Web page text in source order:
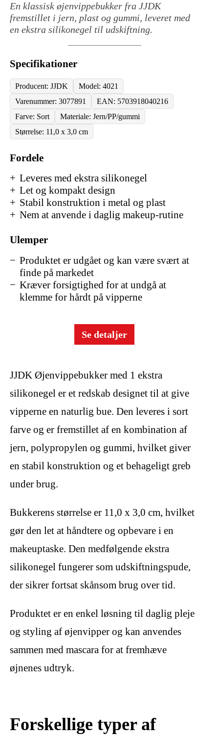
En klassisk øjenvippebukker fra JJDK
fremstillet i jern, plast og gummi, leveret med
en ekstra silikonegel til udskiftning.
JJDK Øjenvippebukker med 1 ekstra
silikonegel er et redskab designet til at give
vipperne en naturlig bue. Den leveres i sort
farve og er fremstillet af en kombination af
jern, polypropylen og gummi, hvilket giver
en stabil konstruktion og et behageligt greb
under brug.
Bukkerens størrelse er 11,0 x 3,0 cm, hvilket
gør den let at håndtere og opbevare i en
makeuptaske. Den medfølgende ekstra
silikonegel fungerer som udskiftningspude,
der sikrer fortsat skånsom brug over tid.
Produktet er en enkel løsning til daglig pleje
og styling af øjenvipper og kan anvendes
sammen med mascara for at fremhæve
øjnenes udtryk.
Fordele
Leveres med ekstra silikonegel
Let og kompakt design
Stabil konstruktion i metal og plast
Nem at anvende i daglig makeup-rutine
Ulemper
Produktet er udgået og kan være svært at
finde på markedet
Kræver forsigtighed for at undgå at
klemme for hårdt på vipperne
Specifikationer
Producent: JJDK
Model: 4021
Varenummer: 3077891
EAN: 5703918040216
Farve: Sort
Materiale: Jern/PP/gummi
Størrelse: 11,0 x 3,0 cm
Se detaljer
Forskellige typer af